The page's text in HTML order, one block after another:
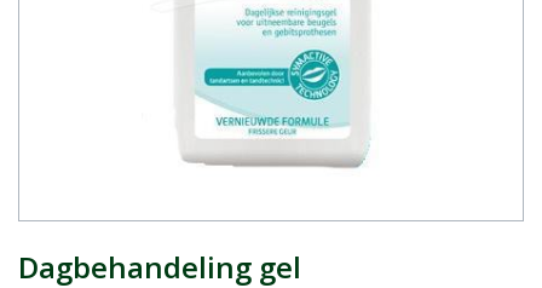
Dagbehandeling gel